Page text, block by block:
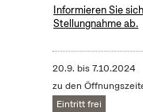
Informieren Sie
Stellungnahme ab.
20.9. bis7.10.2024
zu den
Eintritt frei